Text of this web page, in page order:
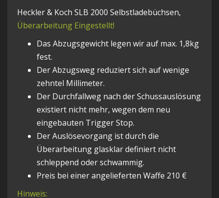
Heckler & Koch SLB 2000 Selbstladebüchsen,
Überarbeitung Eingestellt!
Das Abzugsgewicht legen wir auf max. 1,8kg
fest.
Der Abzugsweg reduziert sich auf wenige
zehntel Millimeter.
Der Durchfallweg nach der Schussauslösung
existiert nicht mehr, wegen dem neu
eingebauten Trigger Stop.
Der Auslösevorgang ist durch die
Überarbeitung glasklar definiert nicht
schleppend oder schwammig.
Preis bei einer angelieferten Waffe 210 €
Hinweis: